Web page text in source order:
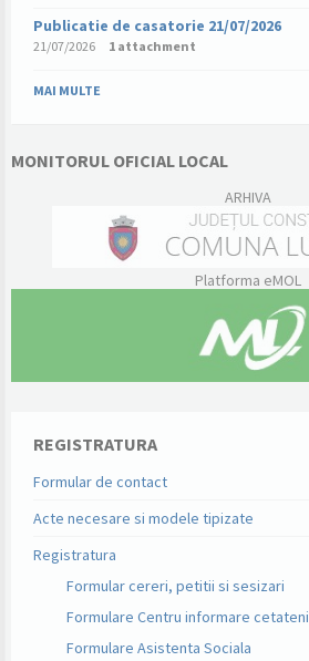
Publicatie de casatorie 21/07/2026
21/07/2026 1 attachment
MAI MULTE
MONITORUL OFICIAL LOCAL
ARHIVA
Platforma eMOL
REGISTRATURA
Formular de contact
Acte necesare si modele tipizate
Registratura
Formular cereri, petitii si sesizari
Formulare Centru informare cetateni
Formulare Asistenta Sociala